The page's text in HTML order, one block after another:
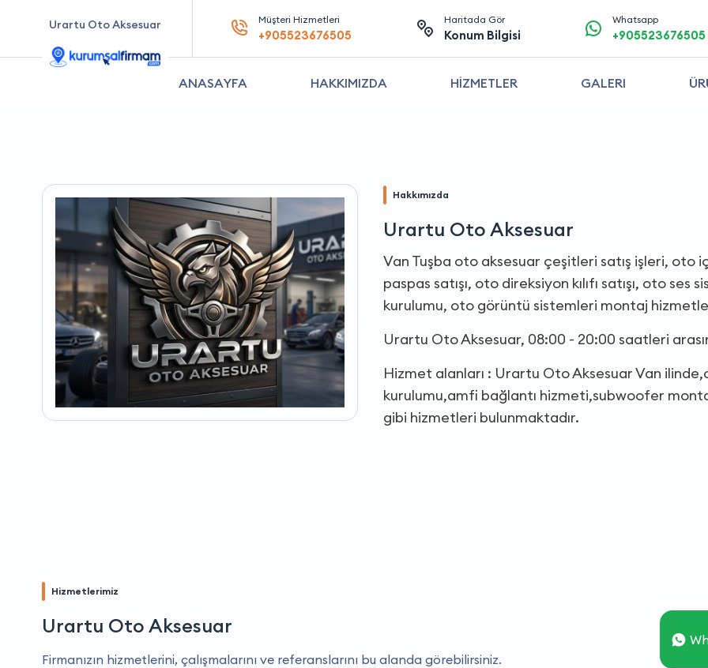
Urartu Oto Aksesuar Müşteri Hizmetleri
+905523676505
Haritada Gör
Konum Bilgisi
Whatsapp
+905523676505
ANASAYFA HAKKIMIZDA HİZMETLER GALERI
Hakkımızda
Urartu Oto Aksesuar
Van Tuşba oto aksesuar çeşitleri satış işleri, oto iç
paspas satışı, oto direksiyon kılıfı satışı, oto
kurulumu, oto görüntü sistemleri montaj
Urartu Oto Aksesuar, 08:00 - 20:00 saatleri
Hizmet alanları : Urartu Oto Aksesuar Van
kurulumu,amfi bağlantı hizmeti,subwoofer
gibi hizmetleri bulunmaktadır.
Hizmetlerimiz
Urartu Oto Aksesuar
Firmanızın hizmetlerini, çalışmalarını ve referanslarını bu alanda görebilirsiniz.